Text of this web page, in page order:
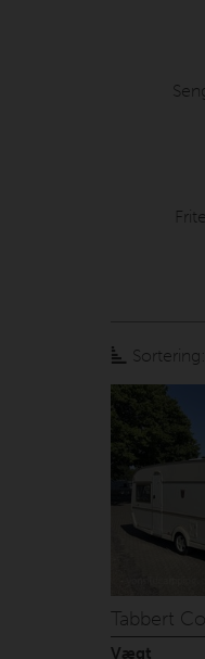
Sortering:
Tabbert
Vægt